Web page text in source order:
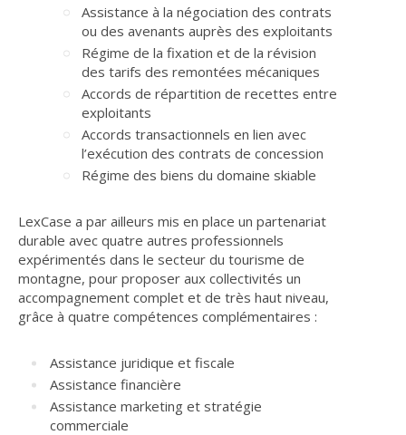
Assistance à la négociation des contrats
ou des avenants auprès des exploitants
Régime de la fixation et de la révision
des tarifs des remontées mécaniques
Accords de répartition de recettes entre
exploitants
Accords transactionnels en lien avec
l’exécution des contrats de concession
Régime des biens du domaine skiable
LexCase a par ailleurs mis en place un partenariat
durable avec quatre autres professionnels
expérimentés dans le secteur du tourisme de
montagne, pour proposer aux collectivités un
accompagnement complet et de très haut niveau,
grâce à quatre compétences complémentaires :
Assistance juridique et fiscale
Assistance financière
Assistance marketing et stratégie
commerciale